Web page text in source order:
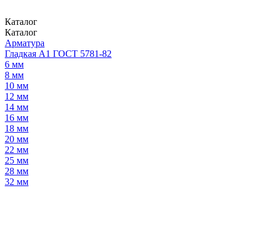
Каталог
Каталог
Арматура
Гладкая А1 ГОСТ 5781-82
6 мм
8 мм
10 мм
12 мм
14 мм
16 мм
18 мм
20 мм
22 мм
25 мм
28 мм
32 мм